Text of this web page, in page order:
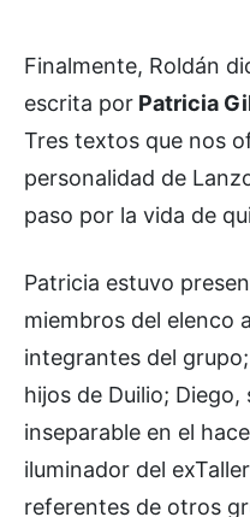
Finalmente, Roldán
escrita por Patricia
Tres textos que nos
personalidad de
paso por la vida de
Patricia estuvo
miembros del elenco
integrantes del grupo;
hijos de Duilio;
inseparable en el
iluminador del
referentes de otros